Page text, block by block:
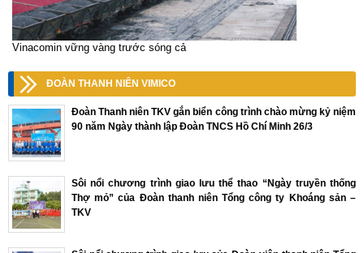
Vinacomin vững vàng trước sóng cả
ĐOÀN THANH NIÊN VIMICO
Đoàn Thanh niên TKV gắn biển công trình chào mừng kỷ niệm
90 năm Ngày thành lập Đoàn TNCS Hồ Chí Minh 26/3
Sôi nổi chương trình giao lưu thể thao “Ngày truyền thống
Thợ mỏ” của Đoàn thanh niên Tổng công ty Khoáng sản –
TKV